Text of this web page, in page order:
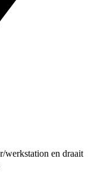
werkstation en draait